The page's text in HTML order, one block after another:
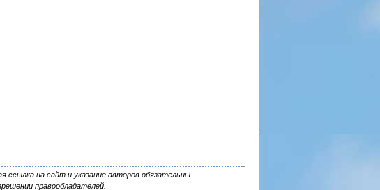
на сайт и указание авторов обязательны.
правообладателей.